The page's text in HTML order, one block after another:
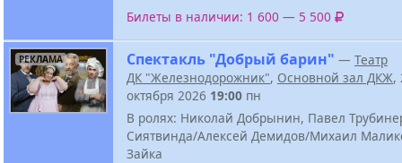
Билеты в наличии: 1 600 — 5 500
РЕКЛАМА Спектакль "Добрый барин" — Театр
ДК "Железнодорожник", Основной зал ДКЖ,
октября 2026 19:00 пн
В ролях: Николай Добрынин, Павел
Сиятвинда/Алексей Демидов/Михаил
Зайка